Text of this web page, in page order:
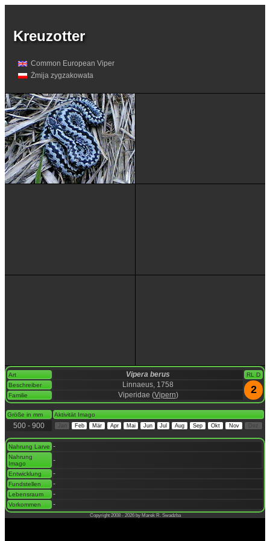
Kreuzotter
Common European Viper
Żmija zygzakowata
Art Vipera berus
RL D
Beschreiber
Linnaeus, 1758 2
Familie Viperidae (Vipern)
Größe in mm Aktivität Imago
500 - 900 Feb Mär Apr Mai Jun Jul Aug Sep Okt Nov Dez
Nahrung Larve -
Nahrung
Imago
-
Entwicklung -
Fundstellen -
Lebensraum -
Vorkommen -
Copyright 2008 - 2026 by Marek R. Swadzba